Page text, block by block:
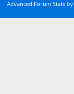
Advanced Forum Stats by